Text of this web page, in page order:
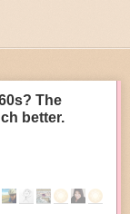
The
better.